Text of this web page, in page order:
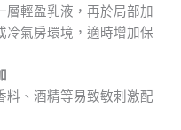
層輕盈乳液，再於局部加
冷氣房環境，適時增加保
料、酒精等易致敏刺激配